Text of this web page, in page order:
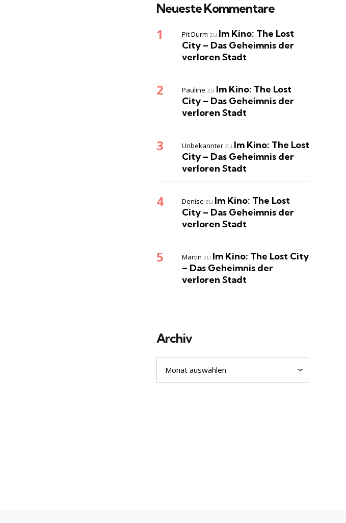
Neueste Kommentare
Pit Durm zu Im Kino: The Lost
City – Das Geheimnis der
verloren Stadt
Pauline zu Im Kino: The Lost
City – Das Geheimnis der
verloren Stadt
Unbekannter zu Im Kino: The Lost
City – Das Geheimnis der
verloren Stadt
Denise zu Im Kino: The Lost
City – Das Geheimnis der
verloren Stadt
Martin zu Im Kino: The Lost City
– Das Geheimnis der
verloren Stadt
Archiv